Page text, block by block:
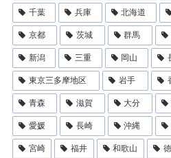
千葉 兵庫 北海道
京都 茨城 群馬
新潟 三重 岡山
東京三多摩地区 岩手
青森 滋賀 大分
愛媛 長崎 沖縄
宮崎 福井 和歌山